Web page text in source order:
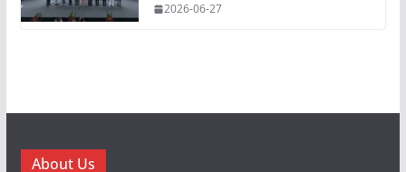
2026-06-27
About Us